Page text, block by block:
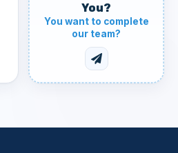
You?
You want to complete
our team?